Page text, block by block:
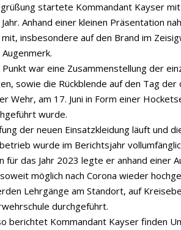
startete Kommandant Kayser mit
Anhand einer kleinen Präsentation
insbesondere auf den Brand im
war eine Zusammenstellung der
sowie die Rückblende auf den Tag
Wehr, am 17. Juni in Form einer
wurde.
der neuen Einsatzkleidung läuft und
wurde im Berichtsjahr
für das Jahr 2023 legte er anhand einer
möglich nach Corona wieder
Lehrgänge am Standort, auf
durchgeführt.
berichtet Kommandant Kayser finden